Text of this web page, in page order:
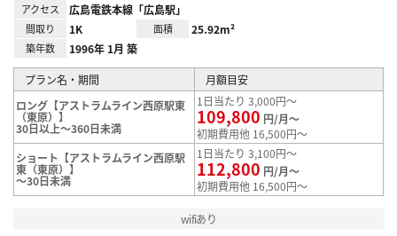
アクセス 広島電鉄本線「広島駅」
間取り 1K 面積 25.92m²
築年数 1996年 1月 築
プラン名・期間
月額目安
ロング【アストラムライン西原駅東
（東原）】
30日以上～360日未満
1日当たり 3,000円～
109,800 円/月～
初期費用他 16,500円～
ショート【アストラムライン西原駅
東（東原）】
～30日未満
1日当たり 3,100円～
112,800 円/月～
初期費用他 16,500円～
wifiあり